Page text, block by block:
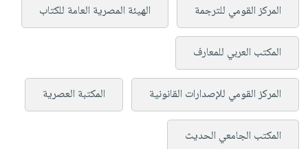
المركز القومي للترجمة الهيئة المصرية العامة للكتاب
المكتب العربي للمعارف
المركز القومي للإصدارات القانونية المكتبة العصرية
المكتب الجامعي الحديث